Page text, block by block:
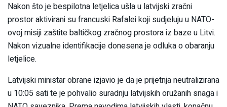
Nakon što je bespilotna letjelica ušla u latvijski zračni
prostor aktivirani su francuski Rafalei koji sudjeluju u NATO-
ovoj misiji zaštite baltičkog zračnog prostora iz baze u Litvi.
Nakon vizualne identifikacije donesena je odluka o obaranju
letjelice.
Latvijski ministar obrane izjavio je da je prijetnja neutralizirana
u 10:05 sati te je pohvalio suradnju latvijskih oružanih snaga i